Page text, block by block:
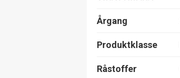
Årgang
Produktklasse
Råstoffer